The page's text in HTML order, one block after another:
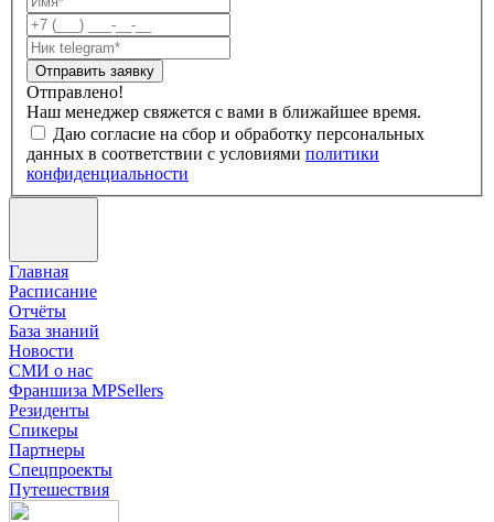
Отправить заявку
Отправлено!
Наш менеджер свяжется с вами в ближайшее время.
Даю согласие на сбор и обработку персональных
данных в соответствии с условиями политики
конфиденциальности
Главная
Расписание
Отчёты
База знаний
Новости
СМИ о нас
Франшиза MPSellers
Резиденты
Спикеры
Партнеры
Спецпроекты
Путешествия